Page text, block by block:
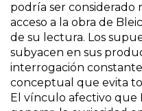
podría ser considerado
acceso a la obra de
de su lectura. Los
subyacen en sus
interrogación
conceptual que evita
El vínculo afectivo que